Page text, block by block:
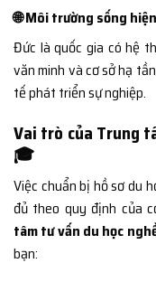
🌐 Môi trường sống
Đức là quốc gia có hệ
văn minh và cơ sở hạ
tế phát triển sự nghiệp.
Vai trò của Trung
🎓
Việc chuẩn bị hồ sơ du
đủ theo quy định của
tâm tư vấn du học
bạn: